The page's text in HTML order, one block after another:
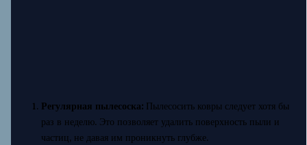
Регулярная пылесоска:Пылесосить ковры следует хотя бы
раз в неделю. Это позволяет удалить поверхность пыли и
частиц, не давая им проникнуть глубже.